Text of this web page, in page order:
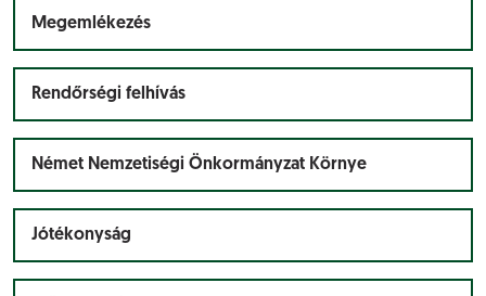
Megemlékezés
Rendőrségi felhívás
Német Nemzetiségi Önkormányzat Környe
Jótékonyság